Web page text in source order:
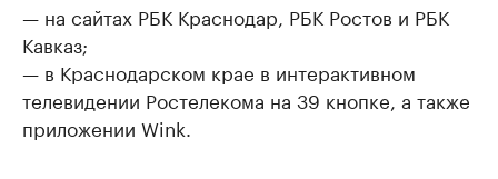
— на сайтах РБК Краснодар, РБК Ростов и РБК
Кавказ;
— в Краснодарском крае в интерактивном
телевидении Ростелекома на 39 кнопке, а также
приложении Wink.